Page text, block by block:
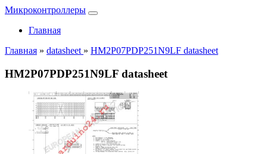
Микроконтроллеры
Главная
Главная » datasheet » HM2P07PDP251N9LF datasheet
HM2P07PDP251N9LF datasheet